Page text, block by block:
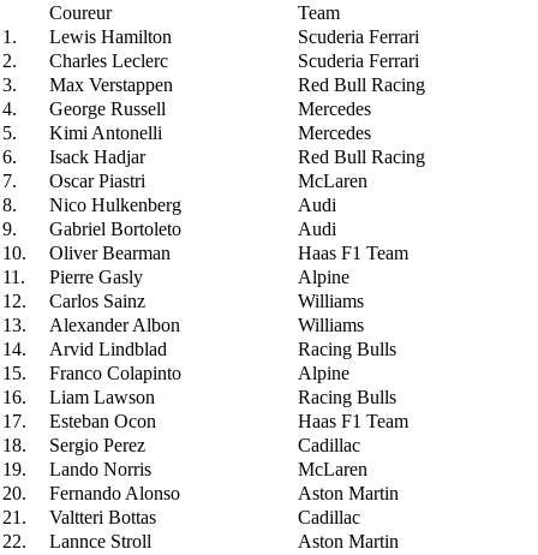
Coureur
Team
1.
Lewis Hamilton
Scuderia Ferrari
2.
Charles Leclerc
Scuderia Ferrari
3.
Max Verstappen
Red Bull Racing
4.
George Russell
Mercedes
5.
Kimi Antonelli
Mercedes
6.
Isack Hadjar
Red Bull Racing
7.
Oscar Piastri
McLaren
8.
Nico Hulkenberg
Audi
9.
Gabriel Bortoleto
Audi
10.
Oliver Bearman
Haas F1 Team
11.
Pierre Gasly
Alpine
12.
Carlos Sainz
Williams
13.
Alexander Albon
Williams
14.
Arvid Lindblad
Racing Bulls
15.
Franco Colapinto
Alpine
16.
Liam Lawson
Racing Bulls
17.
Esteban Ocon
Haas F1 Team
18.
Sergio Perez
Cadillac
19.
Lando Norris
McLaren
20.
Fernando Alonso
Aston Martin
21.
Valtteri Bottas
Cadillac
22.
Lannce Stroll
Aston Martin